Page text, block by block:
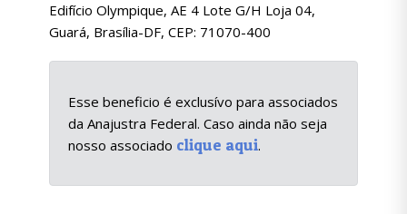
Edifício Olympique, AE 4 Lote G/H Loja 04,
Guará, Brasília-DF, CEP: 71070-400
Esse beneficio é exclusívo para associados
da Anajustra Federal. Caso ainda não seja
nosso associado clique aqui.